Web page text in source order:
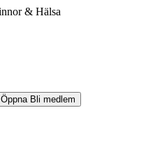
Öppna Bli medlem